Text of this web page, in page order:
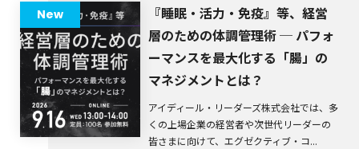
『睡眠・活力・免疫』等、経営
層のための体調管理術 ─ パフォ
ーマンスを最大化する「腸」の
マネジメントとは？
アイディール・リーダーズ株式会社では、多
くの上場企業の経営者や次世代リーダーの
皆さまに向けて、エグゼクティブ・コ...
New